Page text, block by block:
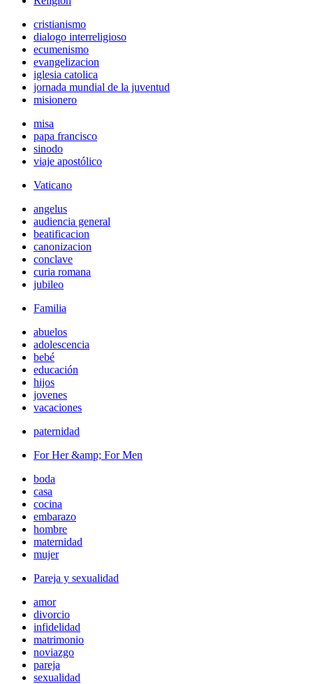
cristianismo
dialogo interreligioso
ecumenismo
evangelizacion
iglesia catolica
jornada mundial de la juventud
misionero
misa
papa francisco
sinodo
viaje apostólico
Vaticano
angelus
audiencia general
beatificacion
canonizacion
conclave
curia romana
jubileo
Familia
abuelos
adolescencia
bebé
educación
hijos
jovenes
vacaciones
paternidad
For Her &amp; For Men
boda
casa
cocina
embarazo
hombre
maternidad
mujer
Pareja y sexualidad
amor
divorcio
infidelidad
matrimonio
noviazgo
pareja
sexualidad